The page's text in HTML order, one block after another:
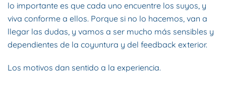
lo importante es que cada uno encuentre los suyos, y
viva conforme a ellos. Porque si no lo hacemos, van a
llegar las dudas, y vamos a ser mucho más sensibles y
dependientes de la coyuntura y del feedback exterior.
Los motivos dan sentido a la experiencia.